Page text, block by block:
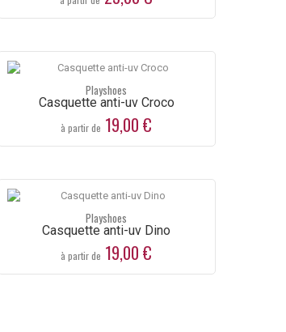
Une
belle
couleur
chaud...
9,60 €
24,00 €
Playshoes
Casquette anti-uv Croco
à partir de 19,00 €
Playshoes
Casquette anti-uv Dino
à partir de 19,00 €